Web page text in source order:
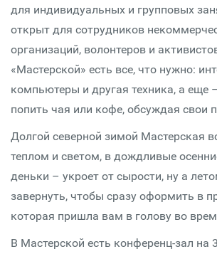
для индивидуальных и групповых
открыт для сотрудников
организаций, волонтеров и
«Мастерской» есть все, что нужно:
компьютеры и другая техника, а еще
попить чая или кофе, обсуждая свои
Долгой северной зимой Мастерская
теплом и светом, в дождливые
деньки – укроет от сырости, ну а
завернуть, чтобы сразу оформить в
которая пришла вам в голову во
В Мастерской есть конференц-зал на